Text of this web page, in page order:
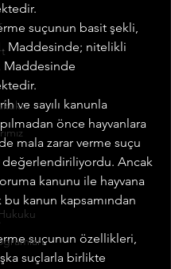
suçunun basit şekli,
Maddesinde; nitelikli
Maddesinde
ve sayılı kanunla
önce hayvanlara
mala zarar verme suçu
değerlendiriliyordu. Ancak
kanunu ile hayvana
bu kanun kapsamından
suçunun özellikleri,
suçlarla birlikte